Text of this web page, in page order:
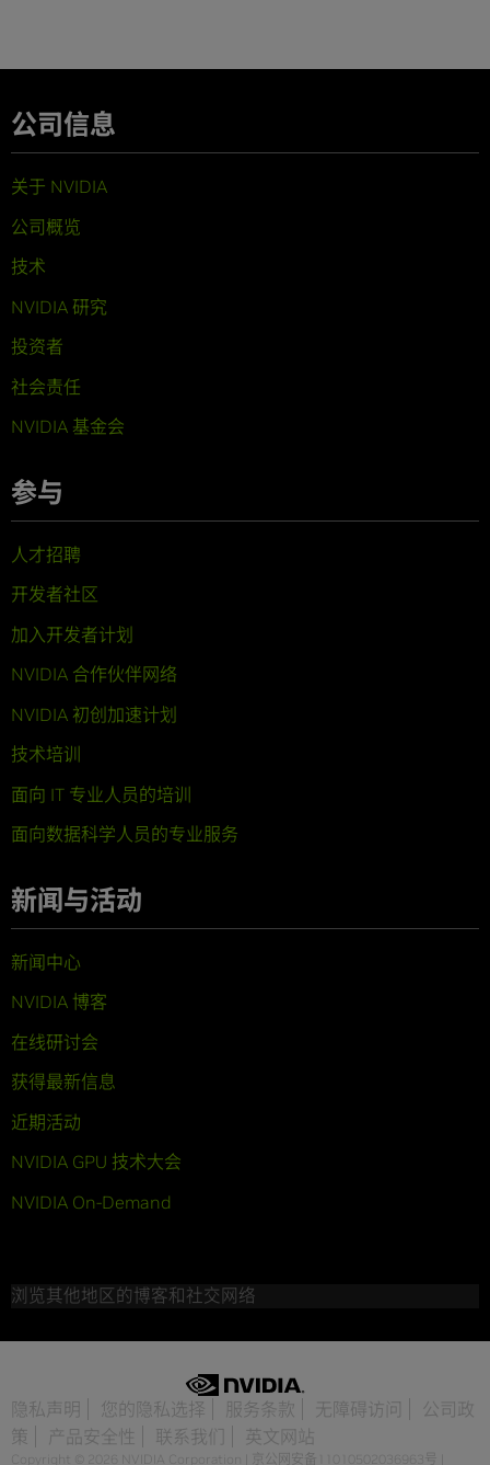
公司信息
关于 NVIDIA
公司概览
技术
NVIDIA 研究
投资者
社会责任
NVIDIA 基金会
参与
人才招聘
开发者社区
加入开发者计划
NVIDIA 合作伙伴网络
NVIDIA 初创加速计划
技术培训
面向 IT 专业人员的培训
面向数据科学人员的专业服务
新闻与活动
新闻中心
NVIDIA 博客
在线研讨会
获得最新信息
近期活动
NVIDIA GPU 技术大会
NVIDIA On-Demand
浏览其他地区的博客和社交网络
隐私声明 您的隐私选择 服务条款 无障碍访问
公司政
策
产品安全性 联系我们 英文网站
Copyright © 2026 NVIDIA Corporation 京公网安备11010502036963号